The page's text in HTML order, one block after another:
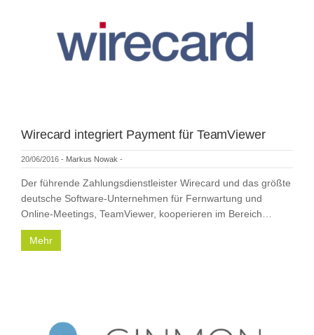
Wirecard integriert Payment für TeamViewer
20/06/2016 - Markus Nowak -
Der führende Zahlungsdienstleister Wirecard und das größte
deutsche Software-Unternehmen für Fernwartung und
Online-Meetings, TeamViewer, kooperieren im Bereich…
Mehr